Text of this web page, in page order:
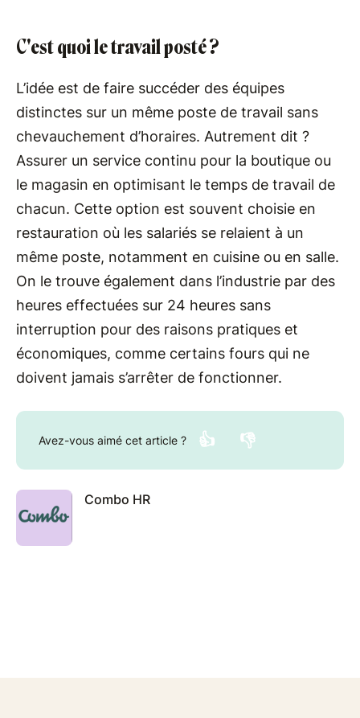
C'est quoi le travail posté ?
L’idée est de faire succéder des équipes
distinctes sur un même poste de travail sans
chevauchement d’horaires. Autrement dit ?
Assurer un service continu pour la boutique ou
le magasin en optimisant le temps de travail de
chacun. Cette option est souvent choisie en
restauration où les salariés se relaient à un
même poste, notamment en cuisine ou en salle.
On le trouve également dans l’industrie par des
heures effectuées sur 24 heures sans
interruption pour des raisons pratiques et
économiques, comme certains fours qui ne
doivent jamais s’arrêter de fonctionner.
Avez-vous aimé cet article ? 👍 👎
Combo HR